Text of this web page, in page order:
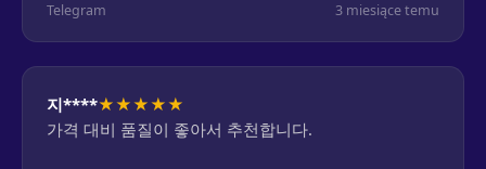
Telegram 3 miesiące temu
지****★★★★★
가격 대비 품질이 좋아서 추천합니다.